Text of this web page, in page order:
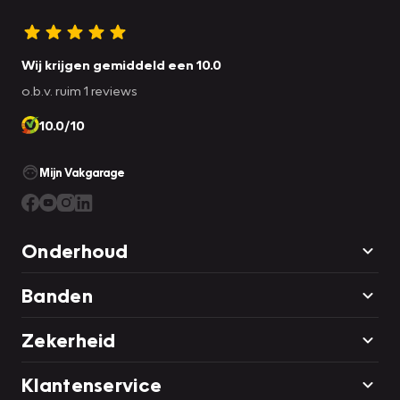
u klaar!
Wij krijgen gemiddeld een 10.0
o.b.v. ruim 1 reviews
10.0/10
Mijn Vakgarage
Onderhoud
Banden
Zekerheid
Klantenservice